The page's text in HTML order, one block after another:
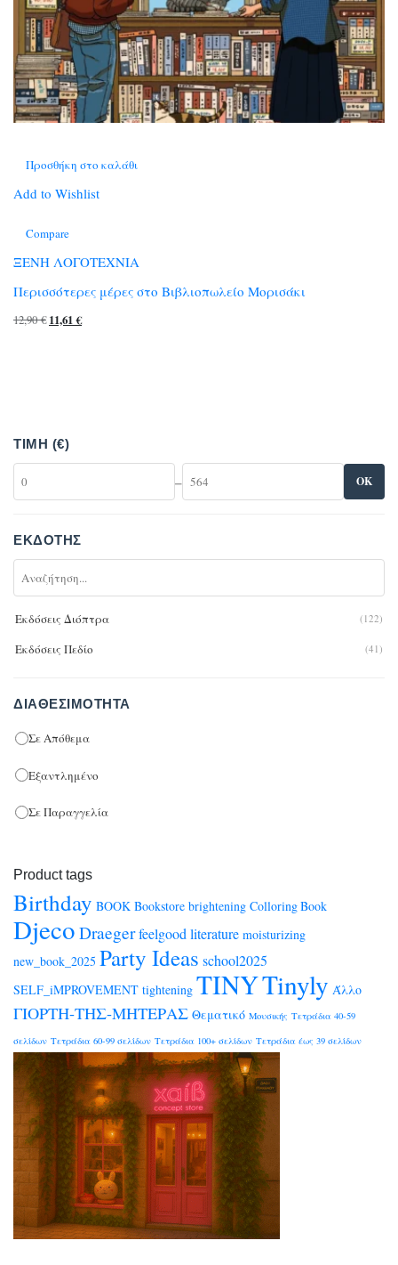
Προσθήκη στο καλάθι
Add to Wishlist
Compare
ΞΕΝΗ ΛΟΓΟΤΕΧΝΙΑ
Περισσότερες μέρες στο Βιβλιοπωλείο Μορισάκι
12,90€ Original
11,61€Η
ΤΙΜΉ (€)
– OK
ΕΚΔΌΤΗΣ
Εκδόσεις Διόπτρα (122)
Εκδόσεις Πεδίο (41)
ΔΙΑΘΕΣΙΜΌΤΗΤΑ
Σε Απόθεμα
Εξαντλημένο
Σε Παραγγελία
Product tags
Birthday BOOK Bookstore brightening Colloring Book
Djeco Draegerfeelgoodliterature moisturizing
new_book_2025 Party Ideas school2025
SELF_iMPROVEMENT tightening TINYTinyly Άλλο
ΓΙΟΡΤΗ-ΤΗΣ-ΜΗΤΕΡΑΣ Θεματικό Μουσικής Τετράδια 40-59
σελίδων Τετράδια 60-99 σελίδων Τετράδια 100+ σελίδων Τετράδια έως 39 σελίδων